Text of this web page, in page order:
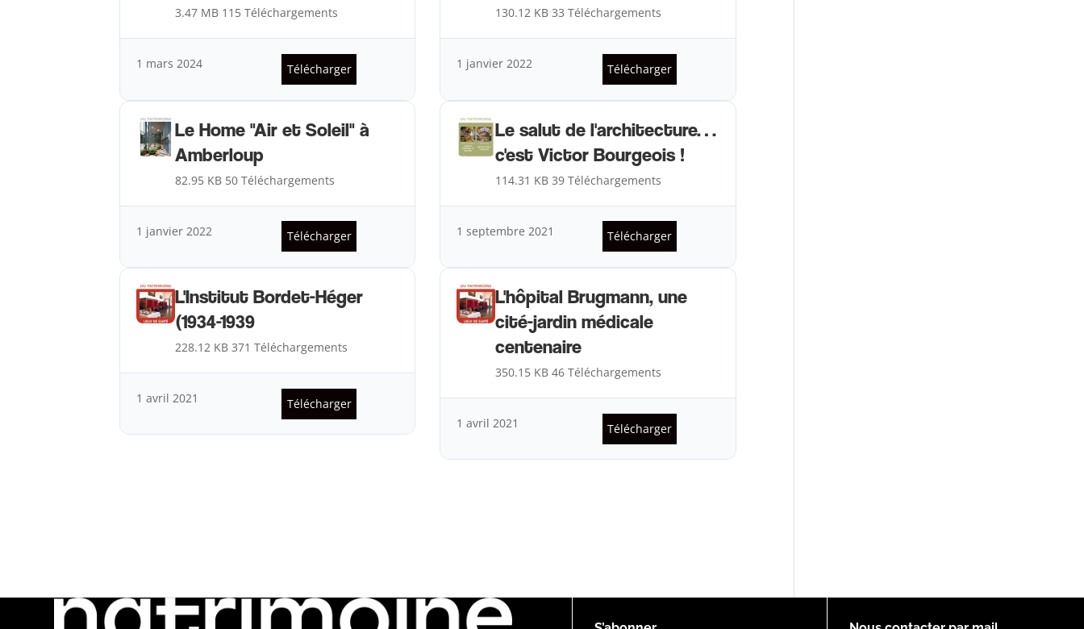
3.47 MB 115 Téléchargements
1 mars 2024 Télécharger
130.12 KB33 Téléchargements
1 janvier 2022 Télécharger
Le Home "Air et Soleil" à
Amberloup
82.95 KB 50 Téléchargements
1 janvier 2022 Télécharger
Le salut de l'architecture…
c'est Victor Bourgeois !
114.31 KB39 Téléchargements
1 septembre 2021 Télécharger
L'Institut Bordet-Héger
(1934-1939
228.12 KB 371 Téléchargements
1 avril 2021 Télécharger
L'hôpital Brugmann, une
cité-jardin médicale
centenaire
350.15 KB46 Téléchargements
1 avril 2021 Télécharger